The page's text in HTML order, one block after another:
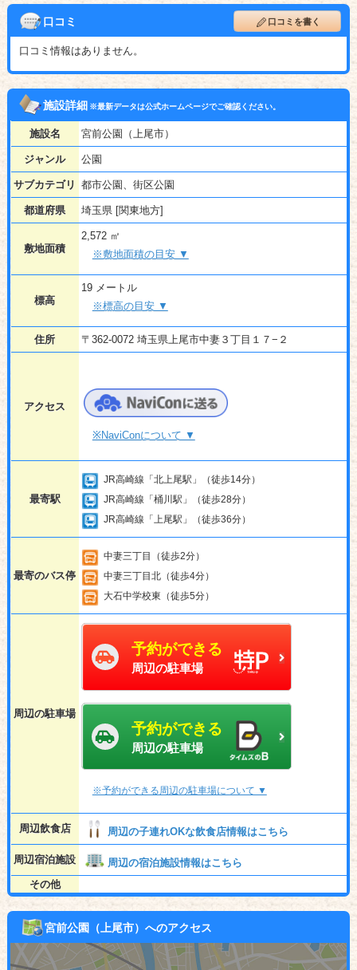
口コミ 口コミを書く
口コミ情報はありません。
施設詳細※最新データは公式ホームページでご確認ください。
施設名 宮前公園（上尾市）
ジャンル 公園
サブカテゴリ 都市公園、街区公園
都道府県 埼玉県 [関東地方]
敷地面積
2,572 ㎡
※敷地面積の目安 ▼
標高
19 メートル
※標高の目安 ▼
住所 〒362-0072 埼玉県上尾市中妻３丁目１７−２
アクセス
※NaviConについて ▼
最寄駅
JR高崎線「北上尾駅」（徒歩14分）
JR高崎線「桶川駅」（徒歩28分）
JR高崎線「上尾駅」（徒歩36分）
最寄のバス停
中妻三丁目（徒歩2分）
中妻三丁目北（徒歩4分）
大石中学校東（徒歩5分）
周辺の駐車場
予約ができる
周辺の駐車場
予約ができる
周辺の駐車場
※予約ができる周辺の駐車場について ▼
周辺飲食店 周辺の子連れOKな飲食店情報はこちら
周辺宿泊施設
周辺の宿泊施設情報はこちら
その他
宮前公園（上尾市）へのアクセス